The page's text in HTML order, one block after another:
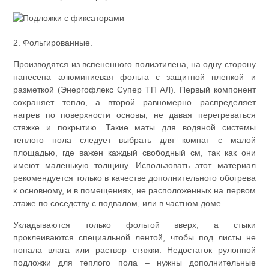
2. Фольгированные.
Производятся из вспененного полиэтилена, на одну сторону
нанесена алюминиевая фольга с защитной пленкой и
разметкой (Энергофлекс Супер ТП АЛ). Первый компонент
сохраняет тепло, а второй равномерно распределяет
нагрев по поверхности основы, не давая перегреваться
стяжке и покрытию. Такие маты для водяной системы
теплого пола следует выбрать для комнат с малой
площадью, где важен каждый свободный см, так как они
имеют маленькую толщину. Использовать этот материал
рекомендуется только в качестве дополнительного обогрева
к основному, и в помещениях, не расположенных на первом
этаже по соседству с подвалом, или в частном доме.
Укладываются только фольгой вверх, а стыки
проклеиваются специальной лентой, чтобы под листы не
попала влага или раствор стяжки. Недостаток рулонной
подложки для теплого пола – нужны дополнительные